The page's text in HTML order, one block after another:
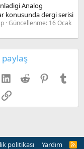
Analog
konusunda dergi serisi
Güncellenme: 16 Ocak
paylaş
(Twitter)
LinkedIn
Reddit Pinterest
Link
politikası Yardım
R